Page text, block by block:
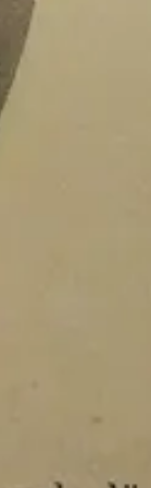
f.d.
text nedan från